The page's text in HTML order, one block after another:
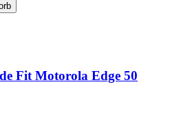
Fit Motorola Edge 50